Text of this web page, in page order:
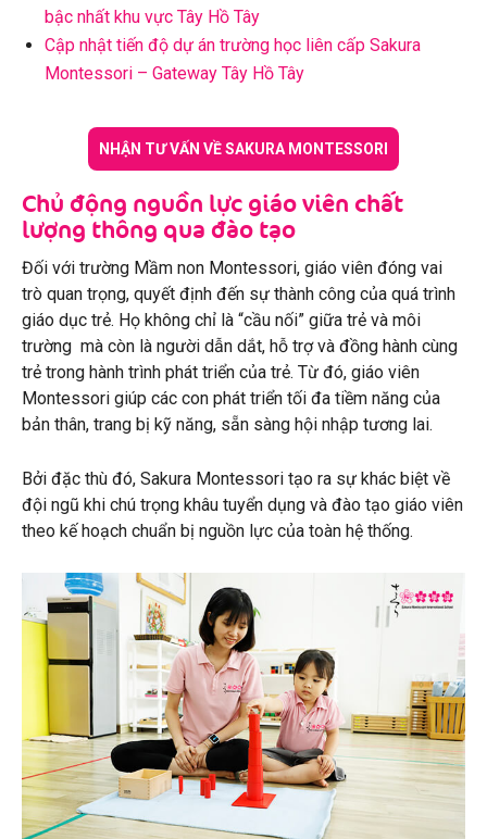
bậc nhất khu vực Tây Hồ Tây
Cập nhật tiến độ dự án trường học liên cấp Sakura
Montessori – Gateway Tây Hồ Tây
NHẬN TƯ VẤN VỀ SAKURA MONTESSORI
Chủ động nguồn lực giáo viên chất
lượng thông qua đào tạo
Đối với trường Mầm non Montessori, giáo viên đóng vai
trò quan trọng, quyết định đến sự thành công của quá trình
giáo dục trẻ. Họ không chỉ là “cầu nối” giữa trẻ và môi
trường mà còn là người dẫn dắt, hỗ trợ và đồng hành cùng
trẻ trong hành trình phát triển của trẻ. Từ đó, giáo viên
Montessori giúp các con phát triển tối đa tiềm năng của
bản thân, trang bị kỹ năng, sẵn sàng hội nhập tương lai.
Bởi đặc thù đó, Sakura Montessori tạo ra sự khác biệt về
đội ngũ khi chú trọng khâu tuyển dụng và đào tạo giáo viên
theo kế hoạch chuẩn bị nguồn lực của toàn hệ thống.